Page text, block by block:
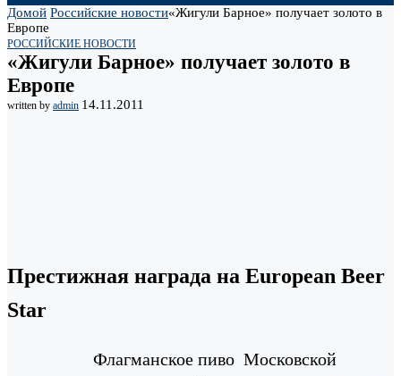
Домой Российские новости«Жигули Барное» получает золото в
Европе
РОССИЙСКИЕ НОВОСТИ
«Жигули Барное» получает золото в
Европе
written by admin 14.11.2011
Престижная награда на European Beer
Star
Флагманское пиво Московской